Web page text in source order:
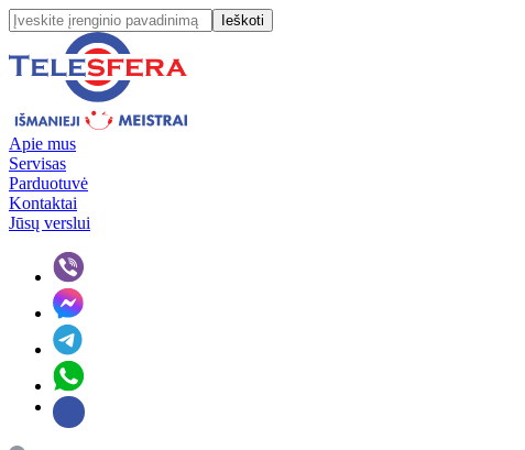
Ieškoti
Apie mus
Servisas
Parduotuvė
Kontaktai
Jūsų verslui